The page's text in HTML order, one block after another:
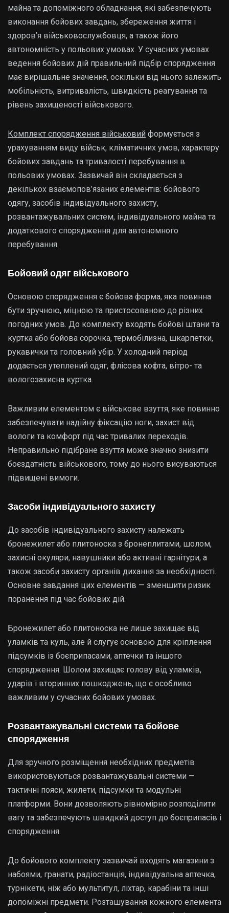
майна та допоміжного обладнання, які забезпечують
виконання бойових завдань, збереження життя і
здоров’я військовослужбовця, а також його
автономність у польових умовах. У сучасних умовах
ведення бойових дій правильний підбір спорядження
має вирішальне значення, оскільки від нього залежить
мобільність, витривалість, швидкість реагування та
рівень захищеності військового.
Комплект спорядження військовий формується з
урахуванням виду військ, кліматичних умов, характеру
бойових завдань та тривалості перебування в
польових умовах. Зазвичай він складається з
декількох взаємопов’язаних елементів: бойового
одягу, засобів індивідуального захисту,
розвантажувальних систем, індивідуального майна та
додаткового спорядження для автономного
перебування.
Бойовий одяг військового
Основою спорядження є бойова форма, яка повинна
бути зручною, міцною та пристосованою до різних
погодних умов. До комплекту входять бойові штани та
куртка або бойова сорочка, термобілизна, шкарпетки,
рукавички та головний убір. У холодний період
додається утеплений одяг, флісова кофта, вітро- та
вологозахисна куртка.
Важливим елементом є військове взуття, яке повинно
забезпечувати надійну фіксацію ноги, захист від
вологи та комфорт під час тривалих переходів.
Неправильно підібране взуття може значно знизити
боєздатність військового, тому до нього висуваються
підвищені вимоги.
Засоби індивідуального захисту
До засобів індивідуального захисту належать
бронежилет або плитоноска з бронеплитами, шолом,
захисні окуляри, навушники або активні гарнітури, а
також засоби захисту органів дихання за необхідності.
Основне завдання цих елементів — зменшити ризик
поранення під час бойових дій.
Бронежилет або плитоноска не лише захищає від
уламків та куль, але й слугує основою для кріплення
підсумків із боєприпасами, аптечки та іншого
спорядження. Шолом захищає голову від уламків,
ударів і вторинних пошкоджень, що є особливо
важливим у сучасних бойових умовах.
Розвантажувальні системи та бойове
спорядження
Для зручного розміщення необхідних предметів
використовуються розвантажувальні системи —
тактичні пояси, жилети, підсумки та модульні
платформи. Вони дозволяють рівномірно розподілити
вагу та забезпечують швидкий доступ до боєприпасів і
спорядження.
До бойового комплекту зазвичай входять магазини з
набоями, гранати, радіостанція, індивідуальна аптечка,
турнікети, ніж або мультитул, ліхтар, карабіни та інші
допоміжні предмети. Розташування кожного елемента